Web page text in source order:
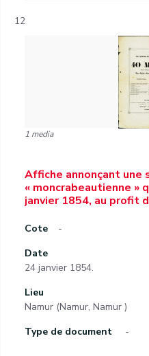
12
1 media
Affiche annonçant une
« moncrabeautienne »
janvier 1854, au profit
Cote
-
Date
24 janvier 1854.
Lieu
Namur (Namur, Namur )
Type de document
-